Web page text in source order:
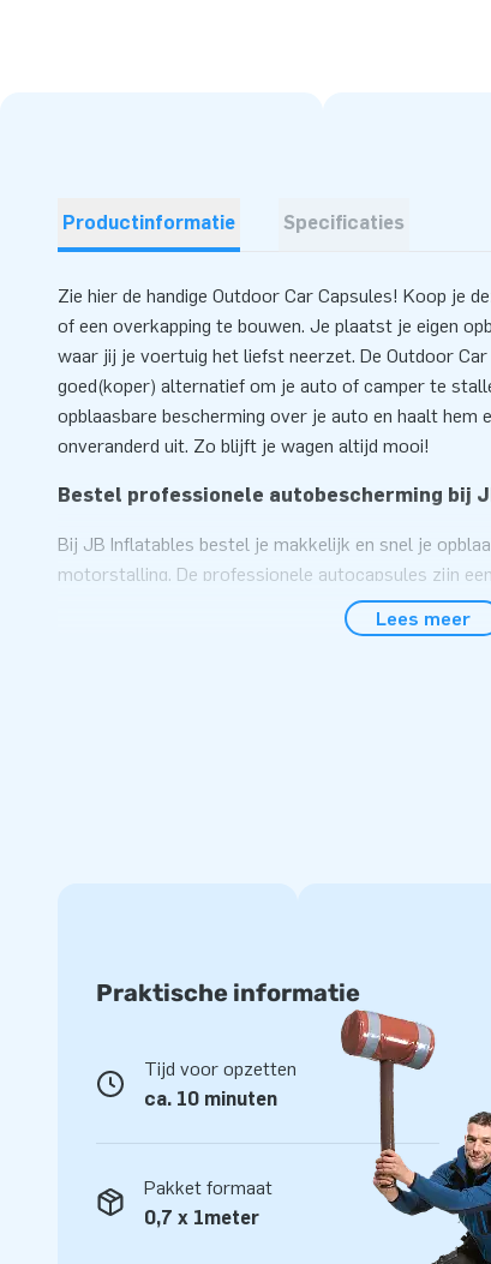
Productinformatie Specificaties
Zie hier de handige Outdoor Car Capsules! Koop je
of een overkapping te bouwen. Je plaatst je eigen
waar jij je voertuig het liefst neerzet. De Outdoor
goed(koper) alternatief om je auto of camper te
opblaasbare bescherming over je auto en haalt hem
onveranderd uit. Zo blijft je wagen altijd mooi!
Bestel professionele autobescherming bij
Bij JB Inflatables bestel je makkelijk en snel je
motorstalling. De professionele autocapsules zijn
alternatief op een vaste garage of overkapping. Hoe
autobescherming van JB Inflatables? Het is heel
Lees meer
Praktische informatie
Tijd voor opzetten
ca. 10 minuten
Pakket formaat
0,7 x 1meter